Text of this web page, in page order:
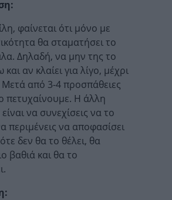
φαίνεται ότι μόνο με
θα σταματήσει το
Δηλαδή, να μην της το
και αν κλαίει για λίγο, μέχρι
Μετά από 3-4 προσπάθειες
πετυχαίνουμε. Η άλλη
να συνεχίσεις να το
περιμένεις να αποφασίσει
δεν θα το θέλει, θα
βαθιά και θα το